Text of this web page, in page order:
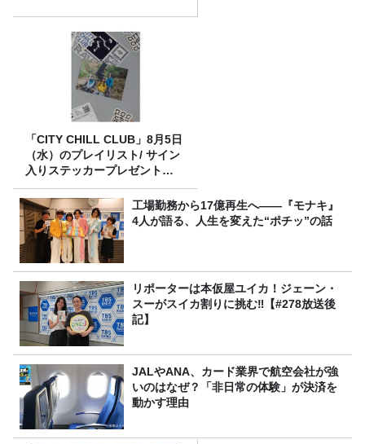
「CITY CHILL CLUB」8月5日
（水）のプレイリスト/ サイン
入りステッカープレゼント有
り
工場勤務から17億再生へ——『モナキ』
4人が語る、人生を変えた“ポチッ”の話
リポーターは本仮屋ユイカ！ジェーン・
スーがスイカ割りに挑む‼【#278放送後
記】
JALやANA、カード業界で航空会社が強
いのはなぜ？「非日常の体験」が決済を
動かす理由